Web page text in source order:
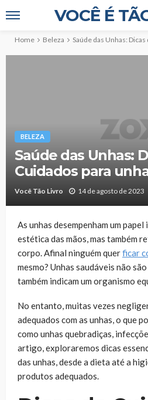
VOCÊ É
Home Beleza Saúde das Unhas: Dicas
BELEZA
Saúde das Unhas:
Cuidados para
Você Tão Livro 14 de agosto de 2023
As unhas desempenham um
estética das mãos, mas também
corpo. Afinal ninguém querficar
mesmo? Unhas saudáveis não
também indicam um organismo
No entanto, muitas vezes
adequados com as unhas, o que
como unhas quebradiças,
artigo, exploraremos dicas
das unhas, desde a dieta até a
produtos adequados.